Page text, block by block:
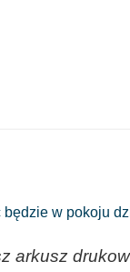
w pokoju
arkusz